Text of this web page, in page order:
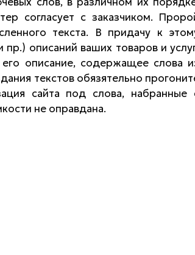
согласует с заказчиком.
текста. В придачу к
описаний ваших товаров и
описание, содержащее слова
текстов обязятельно
сайта под слова, набранные
не оправдана.